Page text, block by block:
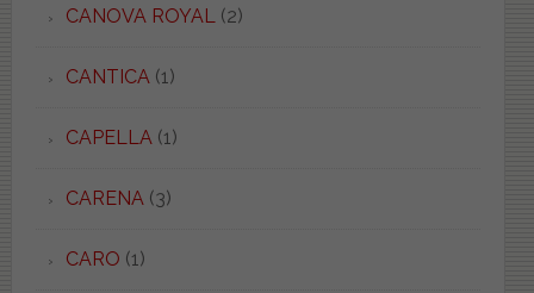
CANOVA ROYAL(2)
CANTICA(1)
CAPELLA(1)
CARENA(3)
CARO (1)